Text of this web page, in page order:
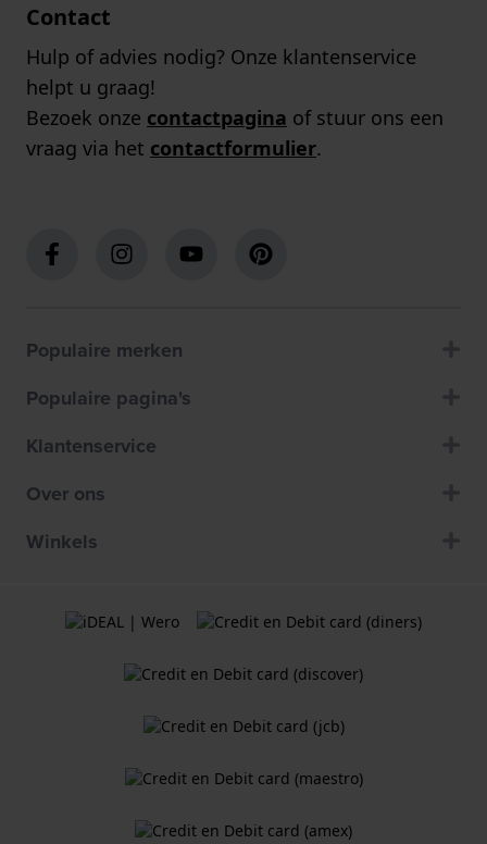
Contact
Hulp of advies nodig? Onze klantenservice
helpt u graag!
Bezoek onze contactpagina of stuur ons een
vraag via het contactformulier.
Populaire merken
Populaire pagina's
Klantenservice
Over ons
Winkels